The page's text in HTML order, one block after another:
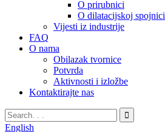
O prirubnici
O dilatacijskoj spojnici
Vijesti iz industrije
FAQ
O nama
Obilazak tvornice
Potvrda
Aktivnosti i izložbe
Kontaktirajte nas
English